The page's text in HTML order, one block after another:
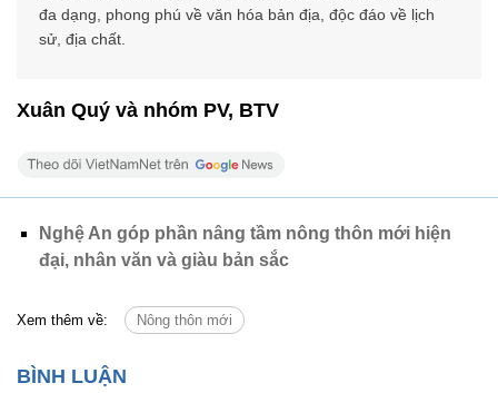
đa dạng, phong phú về văn hóa bản địa, độc đáo về lịch
sử, địa chất.
Xuân Quý và nhóm PV, BTV
Nghệ An góp phần nâng tầm nông thôn mới hiện
đại, nhân văn và giàu bản sắc
Xem thêm về: Nông thôn mới